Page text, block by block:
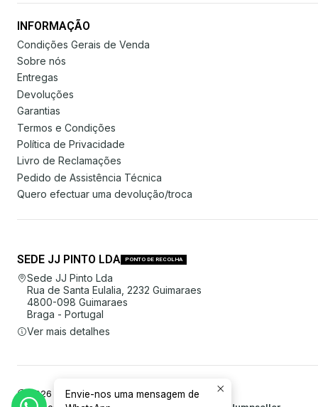
INFORMAÇÃO
Condições Gerais de Venda
Sobre nós
Entregas
Devoluções
Garantias
Termos e Condições
Política de Privacidade
Livro de Reclamações
Pedido de Assistência Técnica
Quero efectuar uma devolução/troca
SEDE JJ PINTO LDA PONTO DE RECOLHA
Sede JJ Pinto Lda
Rua de Santa Eulalia, 2232 Guimaraes
4800-098 Guimaraes
Braga - Portugal
Ver mais detalhes
2026 JJ Pinto Lda.
Envie-nos uma mensagem de